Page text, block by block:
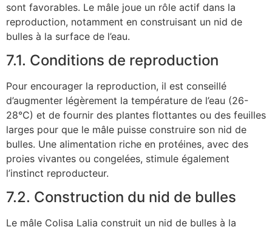
sont favorables. Le mâle joue un rôle actif dans la
reproduction, notamment en construisant un nid de
bulles à la surface de l’eau.
7.1. Conditions de reproduction
Pour encourager la reproduction, il est conseillé
d’augmenter légèrement la température de l’eau (26-
28°C) et de fournir des plantes flottantes ou des feuilles
larges pour que le mâle puisse construire son nid de
bulles. Une alimentation riche en protéines, avec des
proies vivantes ou congelées, stimule également
l’instinct reproducteur.
7.2. Construction du nid de bulles
Le mâle Colisa Lalia construit un nid de bulles à la